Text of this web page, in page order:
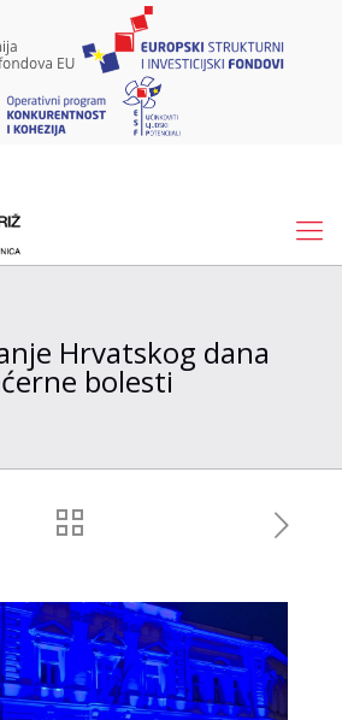
Hrvatskog dana
bolesti